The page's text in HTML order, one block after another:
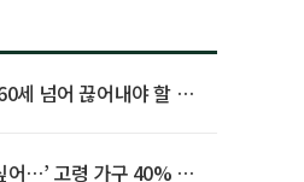
세 넘어 끊어내야 할 사
어…’ 고령 가구 40% 노